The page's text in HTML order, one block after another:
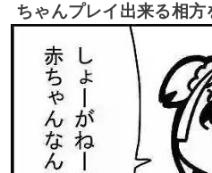
ちゃんプレイ出来る相方